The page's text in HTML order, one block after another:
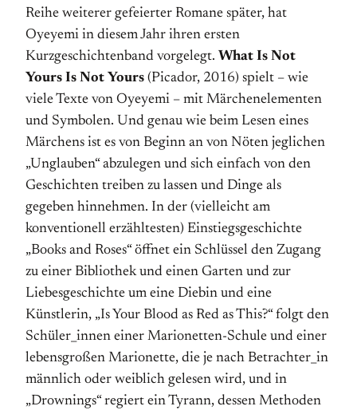
Reihe weiterer gefeierter Romane später, hat
Oyeyemi in diesem Jahr ihren ersten
Kurzgeschichtenband vorgelegt. What Is Not
Yours Is Not Yours (Picador, 2016) spielt – wie
viele Texte von Oyeyemi – mit Märchenelementen
und Symbolen. Und genau wie beim Lesen eines
Märchens ist es von Beginn an von Nöten jeglichen
„Unglauben“ abzulegen und sich einfach von den
Geschichten treiben zu lassen und Dinge als
gegeben hinnehmen. In der (vielleicht am
konventionell erzähltesten) Einstiegsgeschichte
„Books and Roses“ öffnet ein Schlüssel den Zugang
zu einer Bibliothek und einen Garten und zur
Liebesgeschichte um eine Diebin und eine
Künstlerin, „Is Your Blood as Red as This?“ folgt den
Schüler_innen einer Marionetten-Schule und einer
lebensgroßen Marionette, die je nach Betrachter_in
männlich oder weiblich gelesen wird, und in
„Drownings“ regiert ein Tyrann, dessen Methoden